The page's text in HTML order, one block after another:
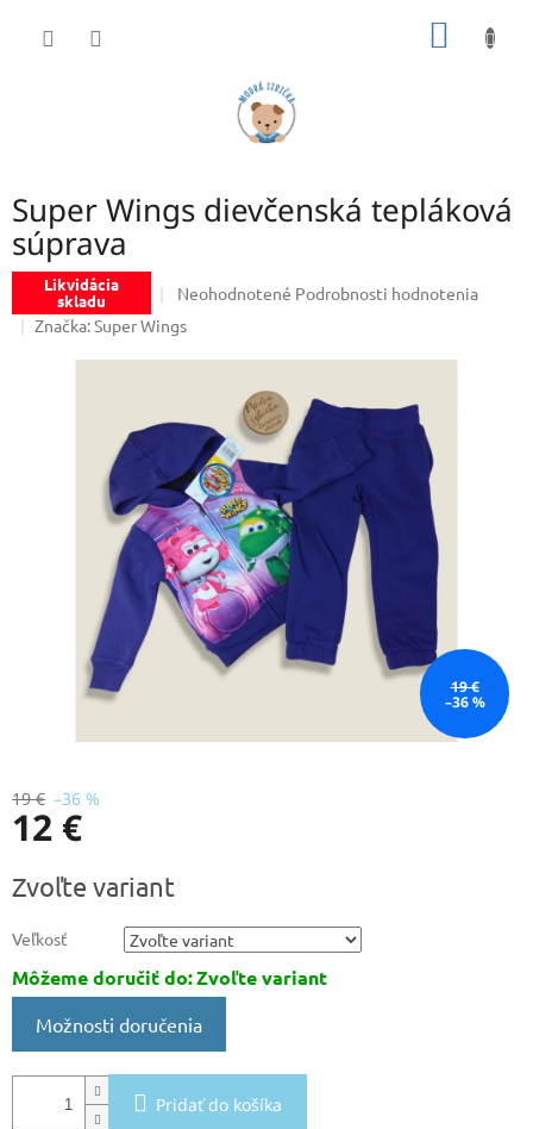
Super Wings dievčenská tepláková
súprava
Likvidácia
skladu
Priemerné
produktu
je
5
hviezdičiek.
Neohodnotené Podrobnosti hodnotenia
Značka:Super Wings
19 €
–36 %
19 € –36 %
12 €
cena:
Zvoľte variant
Veľkosť
Môžeme doručiť do:Zvoľte variant
Možnosti doručenia
Pridať do košíka